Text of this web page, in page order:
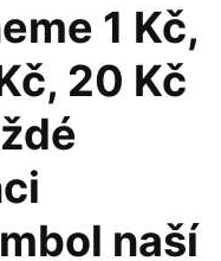
1 Kč,
20 Kč
naší